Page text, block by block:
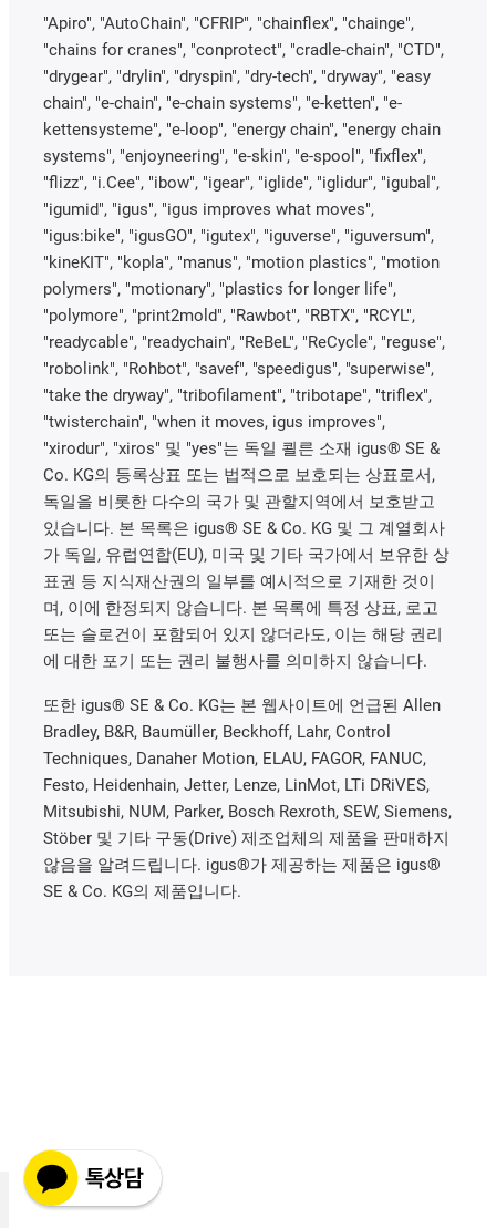
"Apiro", "AutoChain", "CFRIP", "chainflex", "chainge",
"chains for cranes", "conprotect", "cradle-chain", "CTD",
"drygear", "drylin", "dryspin", "dry-tech", "dryway", "easy
chain", "e-chain", "e-chain systems", "e-ketten", "e-
kettensysteme", "e-loop", "energy chain", "energy chain
systems", "enjoyneering", "e-skin", "e-spool", "fixflex",
"flizz", "i.Cee", "ibow", "igear", "iglide", "iglidur", "igubal",
"igumid", "igus", "igus improves what moves",
"igus:bike", "igusGO", "igutex", "iguverse", "iguversum",
"kineKIT", "kopla", "manus", "motion plastics", "motion
polymers", "motionary", "plastics for longer life",
"polymore", "print2mold", "Rawbot", "RBTX", "RCYL",
"readycable", "readychain", "ReBeL", "ReCycle", "reguse",
"robolink", "Rohbot", "savef", "speedigus", "superwise",
"take the dryway", "tribofilament", "tribotape", "triflex",
"twisterchain", "when it moves, igus improves",
"xirodur", "xiros" 및 "yes"는 독일 쾰른 소재 igus® SE &
Co. KG의 등록상표 또는 법적으로 보호되는 상표로서,
독일을 비롯한 다수의 국가 및 관할지역에서 보호받고
있습니다. 본 목록은 igus® SE & Co. KG 및 그 계열회사
가 독일, 유럽연합(EU), 미국 및 기타 국가에서 보유한 상
표권 등 지식재산권의 일부를 예시적으로 기재한 것이
며, 이에 한정되지 않습니다. 본 목록에 특정 상표, 로고
또는 슬로건이 포함되어 있지 않더라도, 이는 해당 권리
에 대한 포기 또는 권리 불행사를 의미하지 않습니다.
또한 igus® SE & Co. KG는 본 웹사이트에 언급된 Allen
Bradley, B&R, Baumüller, Beckhoff, Lahr, Control
Techniques, Danaher Motion, ELAU, FAGOR, FANUC,
Festo, Heidenhain, Jetter, Lenze, LinMot, LTi DRiVES,
Mitsubishi, NUM, Parker, Bosch Rexroth, SEW, Siemens,
Stöber 및 기타 구동(Drive) 제조업체의 제품을 판매하지
않음을 알려드립니다. igus®가 제공하는 제품은 igus®
SE & Co. KG의 제품입니다.